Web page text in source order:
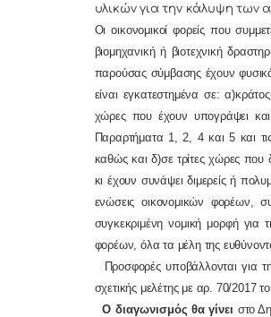
υλικών για την κάλυψη των
Οι οικονομικοί φορείς που
βιομηχανική ή βιοτεχνική
παρούσας σύμβασης έχουν
είναι εγκατεστημένα σε:
χώρες που έχουν υπογράψει
Παραρτήματα 1, 2, 4 και 5 και
καθώς και δ)σε τρίτες χώρες που
κι έχουν συνάψει διμερείς ή
ενώσεις οικονομικών φορέων,
συγκεκριμένη νομική μορφή
φορέων, όλα τα μέλη της
Προσφορές υποβάλλονται για
σχετικής μελέτης με αρ. 70/2017
Ο διαγωνισμός θα γίνει στο